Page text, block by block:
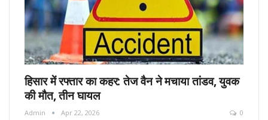
हिसार में रफ्तार का कहर: तेज वैन ने मचाया तांडव, युवक
की मौत, तीन घायल
Admin Apr 22, 2026 0